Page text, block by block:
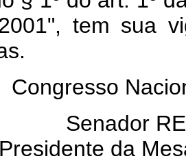
tem sua
Congresso
Senador
Presidente da